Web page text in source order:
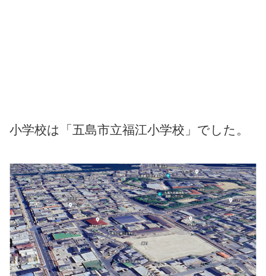
小学校は「五島市立福江小学校」でした。